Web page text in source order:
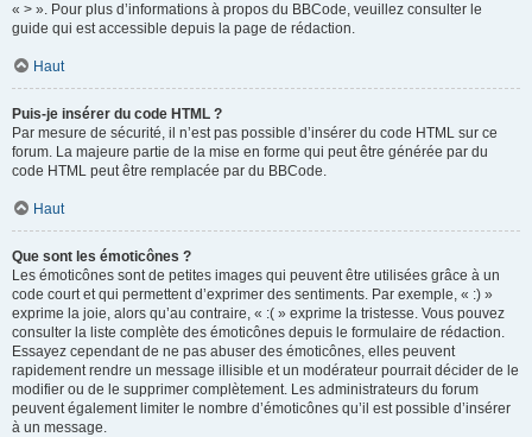
« > ». Pour plus d’informations à propos du BBCode, veuillez consulter le
guide qui est accessible depuis la page de rédaction.
Haut
Puis-je insérer du code HTML ?
Par mesure de sécurité, il n’est pas possible d’insérer du code HTML sur ce
forum. La majeure partie de la mise en forme qui peut être générée par du
code HTML peut être remplacée par du BBCode.
Haut
Que sont les émoticônes ?
Les émoticônes sont de petites images qui peuvent être utilisées grâce à un
code court et qui permettent d’exprimer des sentiments. Par exemple, « :) »
exprime la joie, alors qu’au contraire, « :( » exprime la tristesse. Vous pouvez
consulter la liste complète des émoticônes depuis le formulaire de rédaction.
Essayez cependant de ne pas abuser des émoticônes, elles peuvent
rapidement rendre un message illisible et un modérateur pourrait décider de le
modifier ou de le supprimer complètement. Les administrateurs du forum
peuvent également limiter le nombre d’émoticônes qu’il est possible d’insérer
à un message.